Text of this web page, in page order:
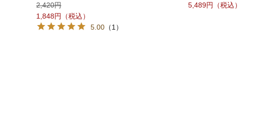
2,420
1,848
5.00 （1）
5,489